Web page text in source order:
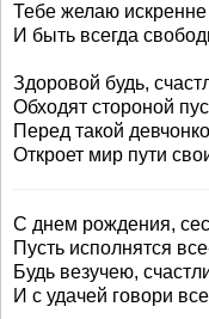
Тебе желаю искренне
И быть всегда
Здоровой будь,
Обходят стороной
Перед такой
Откроет мир пути
С днем рождения,
Пусть исполнятся
Будь везучею,
И с удачей говори